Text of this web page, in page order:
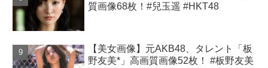
質画像68枚！#兒玉遥 #HKT48
【美女画像】元AKB48、タレント「板
野友美*」高画質画像52枚！ #板野友美